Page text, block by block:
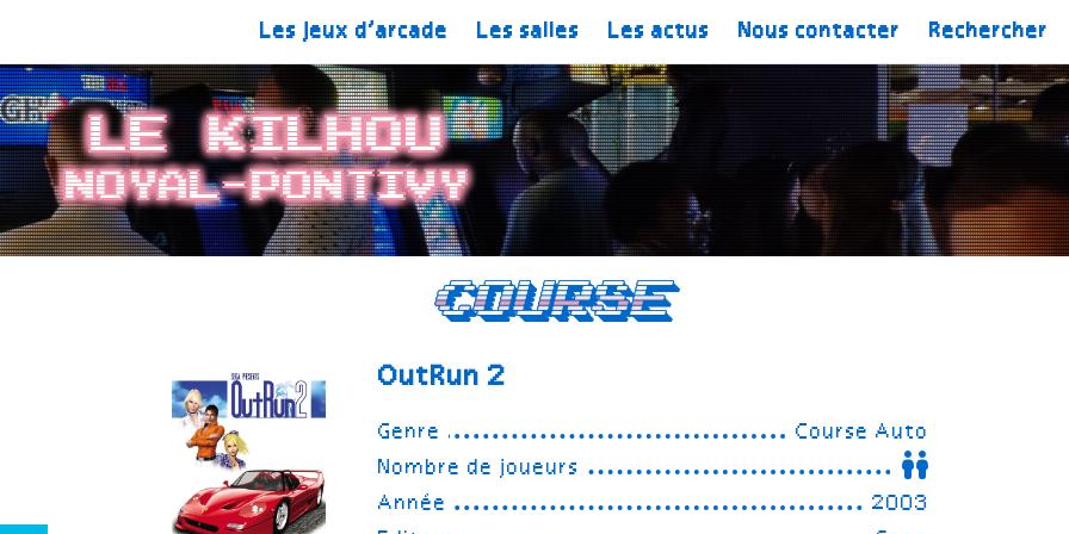
Les jeux d’arcade Les salles Les actus Nous contacter Rechercher
Le Kilhou
Noyal-Pontivy
Course
OutRun 2
Genre
Course Auto
Nombre de joueurs
Année
2003